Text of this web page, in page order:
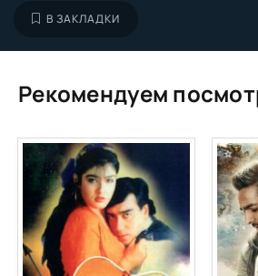
В ЗАКЛАДКИ
Рекомендуем